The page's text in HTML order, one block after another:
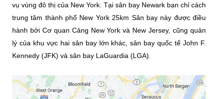
vụ vùng đô thị của New York. Tại sân bay Newark bạn chỉ cách
trung tâm thành phố New York 25km Sân bay này được điều
hành bởi Cơ quan Cảng New York và New Jersey, cũng quản
lý của khu vực hai sân bay lớn khác, sân bay quốc tế John F.
Kennedy (JFK) và sân bay LaGuardia (LGA).